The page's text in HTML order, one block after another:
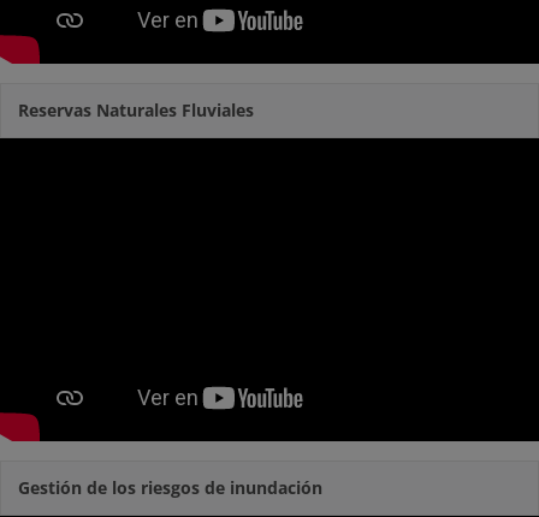
Reservas Naturales Fluviales
Gestión de los riesgos de inundación